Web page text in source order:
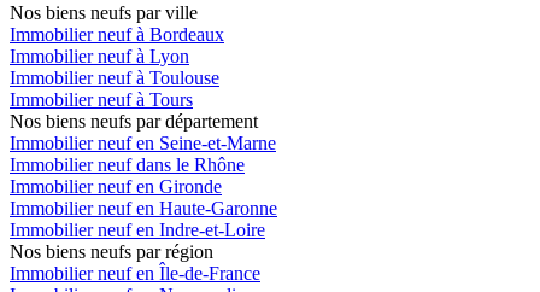
Nos biens neufs par ville
Immobilier neuf à Bordeaux
Immobilier neuf à Lyon
Immobilier neuf à Toulouse
Immobilier neuf à Tours
Nos biens neufs par département
Immobilier neuf en Seine-et-Marne
Immobilier neuf dans le Rhône
Immobilier neuf en Gironde
Immobilier neuf en Haute-Garonne
Immobilier neuf en Indre-et-Loire
Nos biens neufs par région
Immobilier neuf en Île-de-France